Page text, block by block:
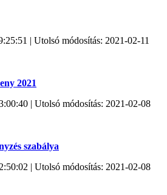
| Utolsó módosítás: 2021-02-11
2021
| Utolsó módosítás: 2021-02-08
szabálya
| Utolsó módosítás: 2021-02-08